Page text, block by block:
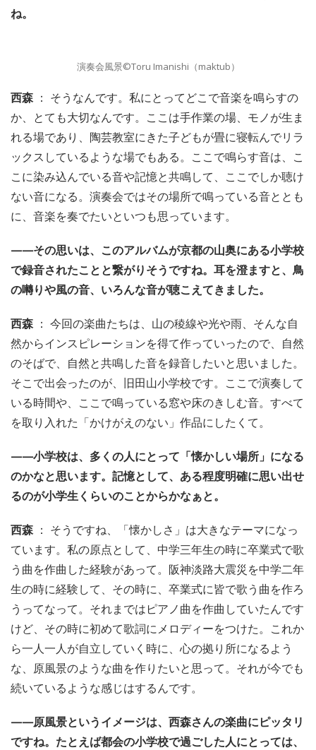
ね。
演奏会風景©Toru Imanishi（maktub）
西森 ： そうなんです。私にとってどこで音楽を鳴らすの
か、とても大切なんです。ここは手作業の場、モノが生ま
れる場であり、陶芸教室にきた子どもが畳に寝転んでリラ
ックスしているような場でもある。ここで鳴らす音は、こ
こに染み込んでいる音や記憶と共鳴して、ここでしか聴け
ない音になる。演奏会ではその場所で鳴っている音ととも
に、音楽を奏でたいといつも思っています。
——その思いは、このアルバムが京都の山奥にある小学校
で録音されたことと繋がりそうですね。耳を澄ますと、鳥
の囀りや風の音、いろんな音が聴こえてきました。
西森 ： 今回の楽曲たちは、山の稜線や光や雨、そんな自
然からインスピレーションを得て作っていったので、自然
のそばで、自然と共鳴した音を録音したいと思いました。
そこで出会ったのが、旧田山小学校です。ここで演奏して
いる時間や、ここで鳴っている窓や床のきしむ音。すべて
を取り入れた「かけがえのない」作品にしたくて。
——小学校は、多くの人にとって「懐かしい場所」になる
のかなと思います。記憶として、ある程度明確に思い出せ
るのが小学生くらいのことからかなぁと。
西森 ： そうですね、「懐かしさ」は大きなテーマになっ
ています。私の原点として、中学三年生の時に卒業式で歌
う曲を作曲した経験があって。阪神淡路大震災を中学二年
生の時に経験して、その時に、卒業式に皆で歌う曲を作ろ
うってなって。それまではピアノ曲を作曲していたんです
けど、その時に初めて歌詞にメロディーをつけた。これか
ら一人一人が自立していく時に、心の拠り所になるよう
な、原風景のような曲を作りたいと思って。それが今でも
続いているような感じはするんです。
——原風景というイメージは、西森さんの楽曲にピッタリ
ですね。たとえば都会の小学校で過ごした人にとっては、